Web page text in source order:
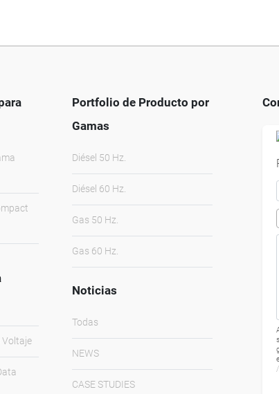
Voltaje
Portfolio de Producto por
Gamas
Diésel 50 Hz.
Diésel 60 Hz.
Gas 50 Hz.
Gas 60 Hz.
Noticias
Todas
NEWS
CASE STUDIES